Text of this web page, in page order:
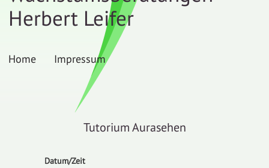
Herbert Leifer
Home Impressum
Tutorium Aurasehen
Datum/Zeit